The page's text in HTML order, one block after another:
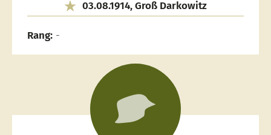
03.08.1914, Groß Darkowitz
Rang: -